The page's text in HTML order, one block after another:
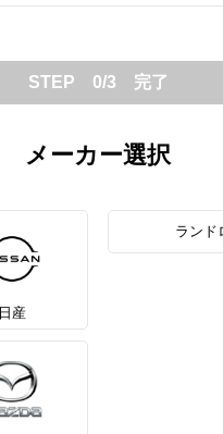
STEP 0/3 完了
メーカー選択
日産
ランド